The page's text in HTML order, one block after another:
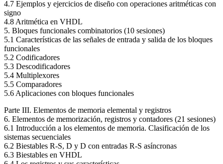
4.7 Ejemplos y ejercicios de diseño con operaciones aritméticas con
signo
4.8 Aritmética en VHDL
5. Bloques funcionales combinatorios (10 sesiones)
5.1 Características de las señales de entrada y salida de los bloques
funcionales
5.2 Codificadores
5.3 Descodificadores
5.4 Multiplexores
5.5 Comparadores
5.6 Aplicaciones con bloques funcionales
Parte III. Elementos de memoria elemental y registros
6. Elementos de memorización, registros y contadores (21 sesiones)
6.1 Introducción a los elementos de memoria. Clasificación de los
sistemas secuenciales
6.2 Biestables R-S, D y D con entradas R-S asíncronas
6.3 Biestables en VHDL